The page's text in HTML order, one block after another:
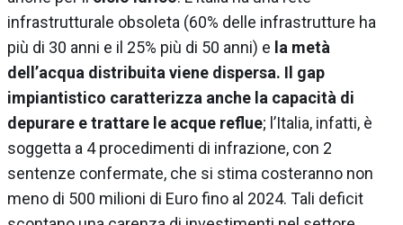
infrastrutturale obsoleta (60% delle infrastrutture ha
più di 30 anni e il 25% più di 50 anni) e la metà
dell’acqua distribuita viene dispersa. Il gap
impiantistico caratterizza anche la capacità di
depurare e trattare le acque reflue; l’Italia, infatti, è
soggetta a 4 procedimenti di infrazione, con 2
sentenze confermate, che si stima costeranno non
meno di 500 milioni di Euro fino al 2024. Tali deficit